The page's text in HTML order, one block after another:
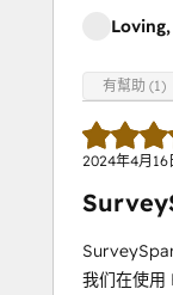
Loving,
有幫助 (1)
2024年4月16
我们在使用